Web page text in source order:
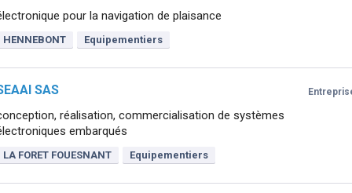
pour la navigation de plaisance
HENNEBONT Equipementiers
SAS
réalisation, commercialisation de systèmes
embarqués
LA FORET FOUESNANT Equipementiers